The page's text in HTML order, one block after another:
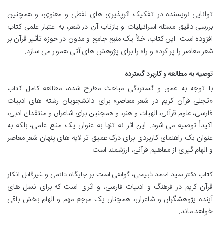
توانایی نویسنده در تفکیک اثرپذیری های لفظی و معنوی، و همچنین
بررسی دقیق مسئله اسرائیلیات و بازتاب آن در شعر، به اعتبار علمی کتاب
افزوده است. این کتاب، خلأ یک منبع جامع و مدون در حوزه تأثیر قرآن بر
شعر معاصر را پر کرده و راه را برای پژوهش های آتی هموار می سازد.
توصیه به مطالعه و کاربرد گسترده
با توجه به عمق و گستردگی مباحث مطرح شده، مطالعه کامل کتاب
«تجلی قرآن کریم در شعر معاصر» برای دانشجویان رشته های ادبیات
فارسی، علوم قرآنی، الهیات و هنر، و همچنین برای شاعران و منتقدان ادبی،
اکیداً توصیه می شود. این اثر نه تنها به عنوان یک منبع علمی، بلکه به
عنوان یک راهنمای کاربردی برای درک عمیق تر لایه های پنهان شعر معاصر
و الهام گیری از مفاهیم قرآنی، ارزشمند است.
کتاب دکتر سید احمد ذبیحی، گواهی است بر جایگاه دائمی و غیرقابل انکار
قرآن کریم در فرهنگ و ادبیات فارسی، و اثری است که برای نسل های
آینده پژوهشگران و شاعران، همچنان یک مرجع مهم و الهام بخش باقی
خواهد ماند.